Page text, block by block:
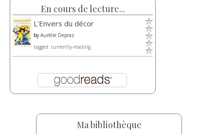
En cours de lecture...
L'Envers du décor
by Aurélie Depraz
tagged: currently-reading
Ma bibliothèque